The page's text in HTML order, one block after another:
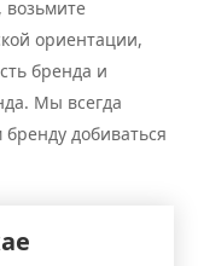
возьмите
ориентации,
бренда и
Мы всегда
добиваться